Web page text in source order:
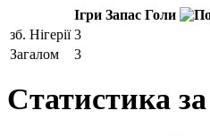
Ігри Запас Голи
зб. Нігерії 3
Загалом
3
Статистика